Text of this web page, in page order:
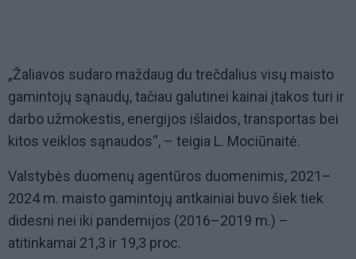
„Žaliavos sudaro maždaug du trečdalius visų maisto
gamintojų sąnaudų, tačiau galutinei kainai įtakos turi ir
darbo užmokestis, energijos išlaidos, transportas bei
kitos veiklos sąnaudos“, – teigia L. Mociūnaitė.
Valstybės duomenų agentūros duomenimis, 2021–
2024 m. maisto gamintojų antkainiai buvo šiek tiek
didesni nei iki pandemijos (2016–2019 m.) –
atitinkamai 21,3 ir 19,3 proc.